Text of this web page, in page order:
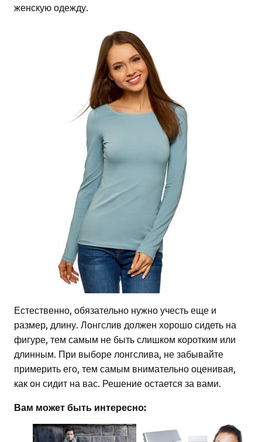
женскую одежду.
Естественно, обязательно нужно учесть еще и
размер, длину. Лонгслив должен хорошо сидеть на
фигуре, тем самым не быть слишком коротким или
длинным. При выборе лонгслива, не забывайте
примерить его, тем самым внимательно оценивая,
как он сидит на вас. Решение остается за вами.
Вам может быть интересно: